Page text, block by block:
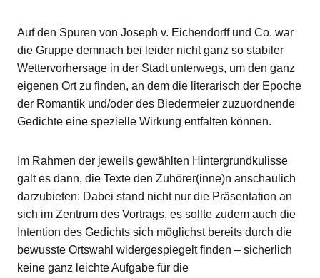
Auf den Spuren von Joseph v. Eichendorff und Co. war
die Gruppe demnach bei leider nicht ganz so stabiler
Wettervorhersage in der Stadt unterwegs, um den ganz
eigenen Ort zu finden, an dem die literarisch der Epoche
der Romantik und/oder des Biedermeier zuzuordnende
Gedichte eine spezielle Wirkung entfalten können.
Im Rahmen der jeweils gewählten Hintergrundkulisse
galt es dann, die Texte den Zuhörer(inne)n anschaulich
darzubieten: Dabei stand nicht nur die Präsentation an
sich im Zentrum des Vortrags, es sollte zudem auch die
Intention des Gedichts sich möglichst bereits durch die
bewusste Ortswahl widergespiegelt finden – sicherlich
keine ganz leichte Aufgabe für die